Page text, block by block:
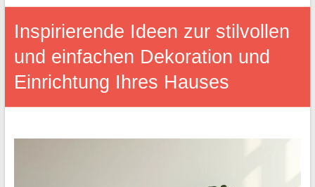
Inspirierende Ideen zur stilvollen
und einfachen Dekoration und
Einrichtung Ihres Hauses